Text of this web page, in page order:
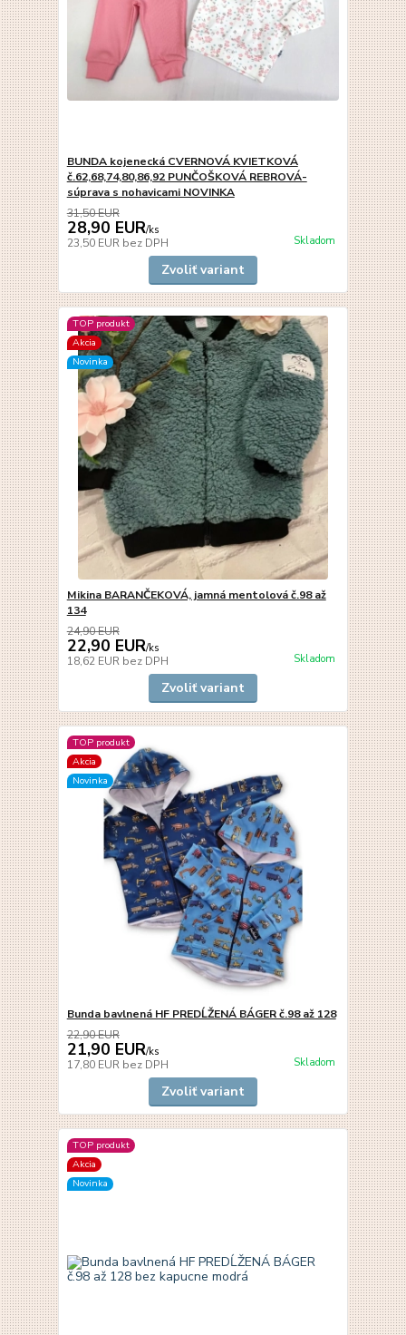
BUNDA kojenecká CVERNOVÁ KVIETKOVÁ
č.62,68,74,80,86,92 PUNČOŠKOVÁ REBROVÁ-
súprava s nohavicami NOVINKA
31,50 EUR
28,90 EUR/ks
23,50 EUR bez DPH Skladom
Zvoliť variant
TOP produkt
Akcia
Novinka
Mikina BARANČEKOVÁ, jamná mentolová č.98 až
134
24,90 EUR
22,90 EUR/ks
18,62 EUR bez DPH Skladom
Zvoliť variant
TOP produkt
Akcia
Novinka
Bunda bavlnená HF PREDĹŽENÁ BÁGER č.98 až 128
22,90 EUR
21,90 EUR/ks
17,80 EUR bez DPH Skladom
Zvoliť variant
TOP produkt
Akcia
Novinka